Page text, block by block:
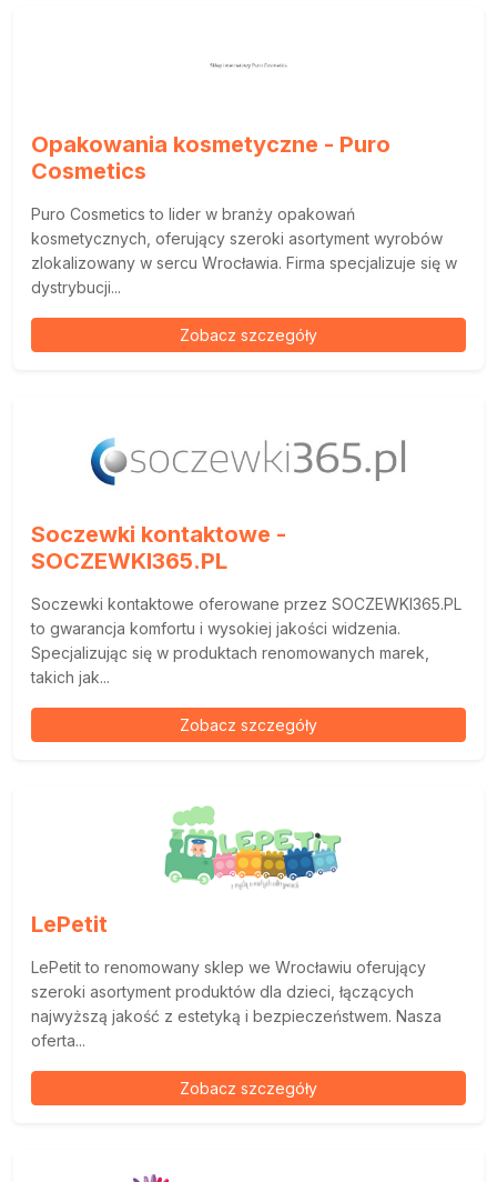
Opakowania kosmetyczne - Puro
Cosmetics
Puro Cosmetics to lider w branży opakowań
kosmetycznych, oferujący szeroki asortyment wyrobów
zlokalizowany w sercu Wrocławia. Firma specjalizuje się w
dystrybucji...
Zobacz szczegóły
Soczewki kontaktowe -
SOCZEWKI365.PL
Soczewki kontaktowe oferowane przez SOCZEWKI365.PL
to gwarancja komfortu i wysokiej jakości widzenia.
Specjalizując się w produktach renomowanych marek,
takich jak...
Zobacz szczegóły
LePetit
LePetit to renomowany sklep we Wrocławiu oferujący
szeroki asortyment produktów dla dzieci, łączących
najwyższą jakość z estetyką i bezpieczeństwem. Nasza
oferta...
Zobacz szczegóły